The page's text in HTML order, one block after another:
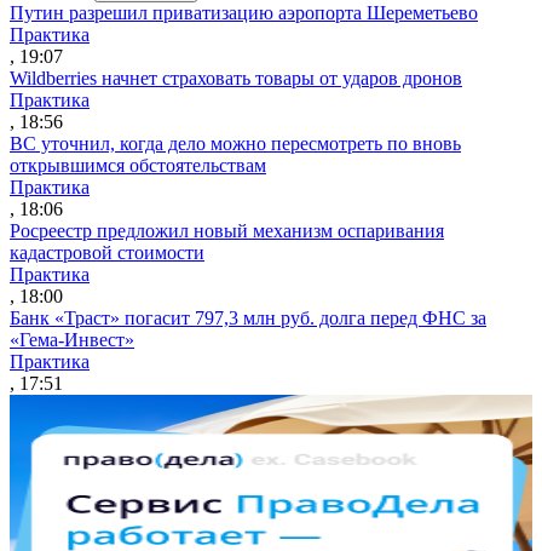
Путин разрешил приватизацию аэропорта Шереметьево
Практика
, 19:07
Wildberries начнет страховать товары от ударов дронов
Практика
, 18:56
ВС уточнил, когда дело можно пересмотреть по вновь
открывшимся обстоятельствам
Практика
, 18:06
Росреестр предложил новый механизм оспаривания
кадастровой стоимости
Практика
, 18:00
Банк «Траст» погасит 797,3 млн руб. долга перед ФНС за
«Гема-Инвест»
Практика
, 17:51